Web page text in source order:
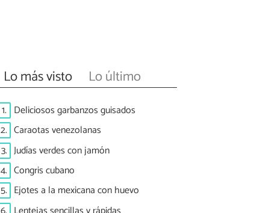
Lo más visto Lo último
1. Deliciosos garbanzos guisados
2. Caraotas venezolanas
3. Judías verdes con jamón
4. Congris cubano
5. Ejotes a la mexicana con huevo